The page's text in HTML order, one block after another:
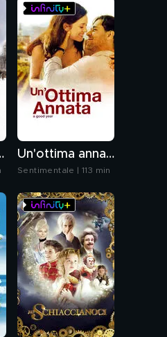
Un'ottima annata - A good year
Sentimentale | 113 min